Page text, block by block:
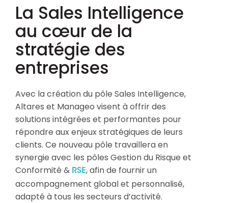
La Sales Intelligence
au cœur de la
stratégie des
entreprises
Avec la création du pôle Sales Intelligence,
Altares et Manageo visent à offrir des
solutions intégrées et performantes pour
répondre aux enjeux stratégiques de leurs
clients. Ce nouveau pôle travaillera en
synergie avec les pôles Gestion du Risque et
Conformité & RSE, afin de fournir un
accompagnement global et personnalisé,
adapté à tous les secteurs d’activité.